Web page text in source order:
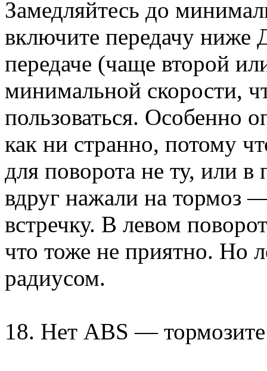
Замедляйтесь до
включите передачу
передаче (чаще второй
минимальной скорости,
пользоваться. Особенно
как ни странно, потому
для поворота не ту, или в
вдруг нажали на тормоз
встречку. В левом
что тоже не приятно. Но
радиусом.
18. Нет ABS — тормозите